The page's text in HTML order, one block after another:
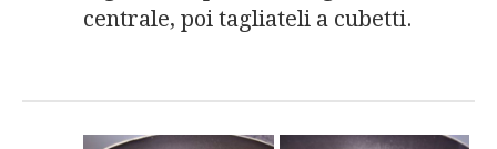
centrale, poi tagliateli a cubetti.